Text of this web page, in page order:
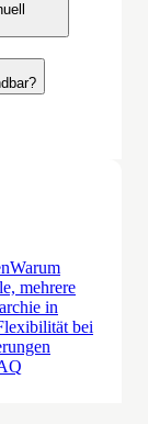
Warum
mehrere
in
bei